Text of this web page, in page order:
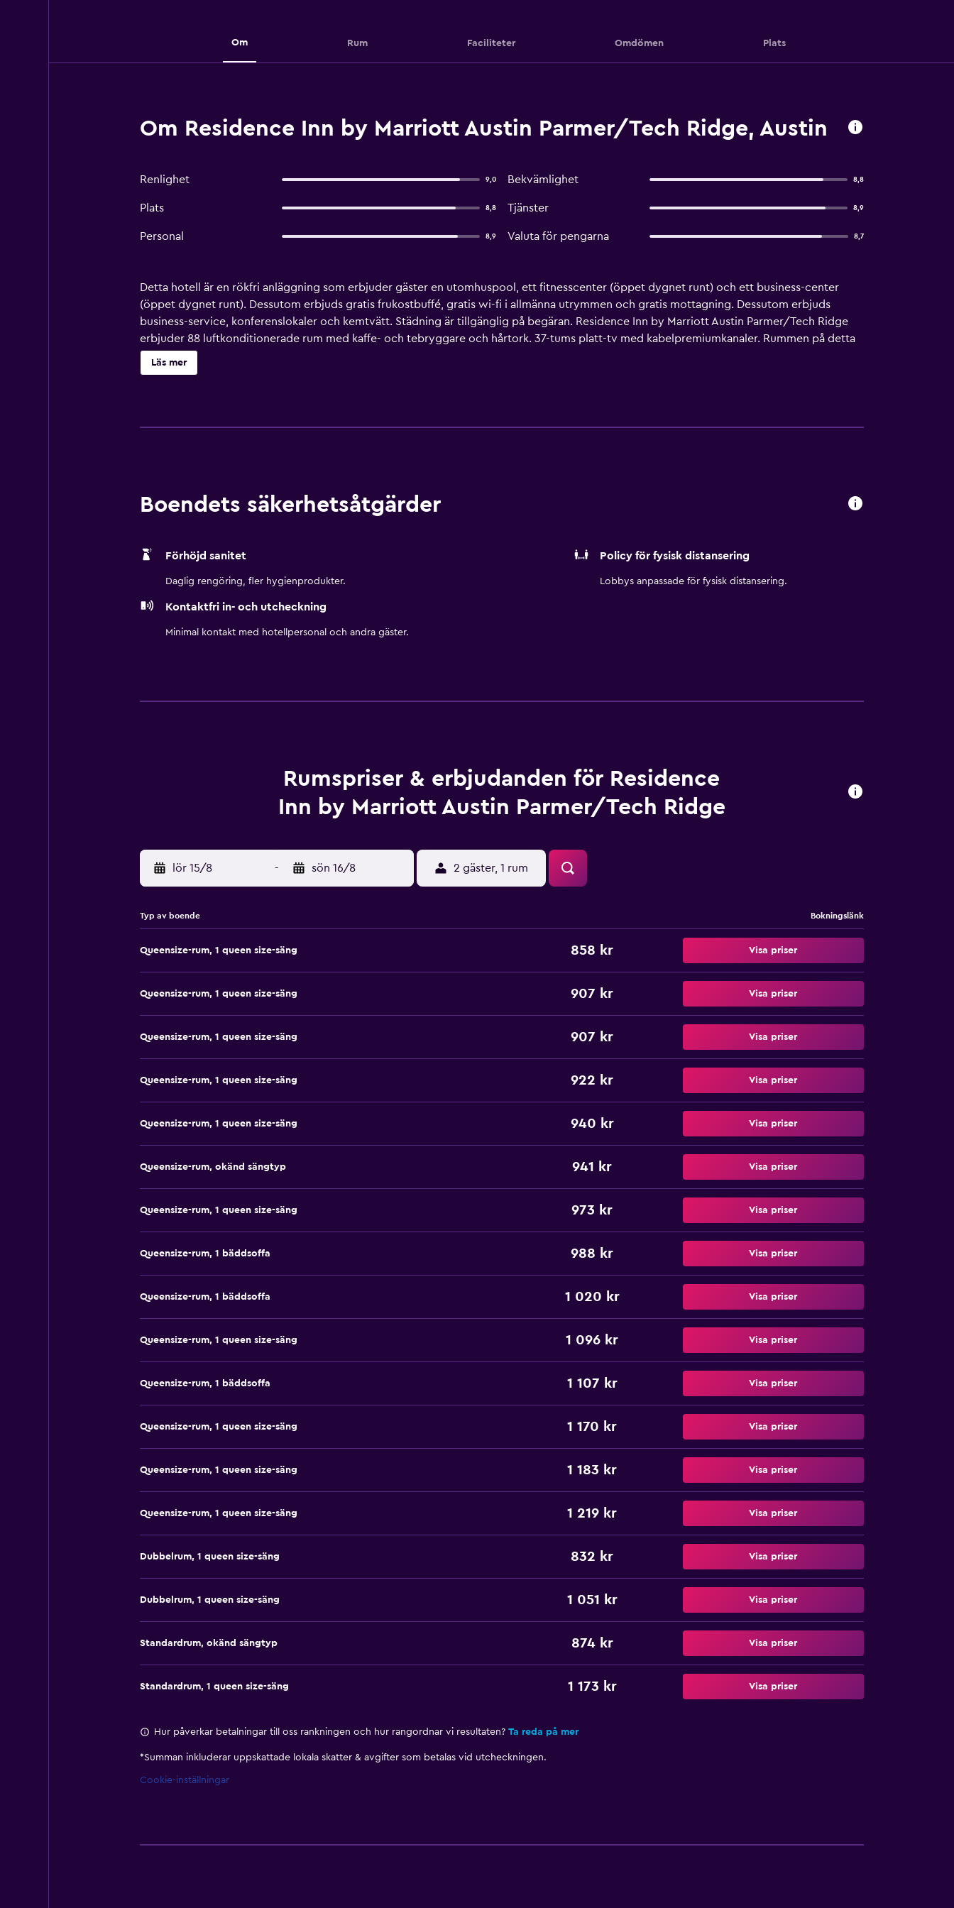
Om Rum Faciliteter Omdömen Plats
Om Residence Inn by Marriott Austin Parmer/Tech Ridge, Austin
Renlighet 9,0 Bekvämlighet 8,8
Plats 8,8 Tjänster 8,9
Personal 8,9 Valuta för pengarna 8,7
Detta hotell är en rökfri anläggning som erbjuder gäster en utomhuspool, ett fitnesscenter (öppet dygnet runt) och ett business-center
(öppet dygnet runt). Dessutom erbjuds gratis frukostbuffé, gratis wi-fi i allmänna utrymmen och gratis mottagning. Dessutom erbjuds
business-service, konferenslokaler och kemtvätt. Städning är tillgänglig på begäran. Residence Inn by Marriott Austin Parmer/Tech Ridge
erbjuder 88 luftkonditionerade rum med kaffe- och tebryggare och hårtork. 37-tums platt-tv med kabelpremiumkanaler. Rummen på detta
hotell med 3 stjärnor har kök med stor kyl/frys, spishäll, mikrovågsugn och grytor/köksredskap. Badrummen har badkar/dusch och gratis
toalettartiklar. Detta hotell i Austin erbjuder sina gäster gratis wi-fi. Skrivbord och telefon finns. Dessutom har rummen strykjärn/strykbräda
Läs mer
Boendets säkerhetsåtgärder
Förhöjd sanitet
Daglig rengöring, fler hygienprodukter.
Policy för fysisk distansering
Lobbys anpassade för fysisk distansering.
Kontaktfri in- och utcheckning
Minimal kontakt med hotellpersonal och andra gäster.
Rumspriser & erbjudanden för Residence
Inn by Marriott Austin Parmer/Tech Ridge
lör 15/8 - sön 16/8 2 gäster, 1 rum
Typ av boende Bokningslänk
Queensize-rum, 1 queen size-säng 858 kr Visa priser
Queensize-rum, 1 queen size-säng 907 kr Visa priser
Queensize-rum, 1 queen size-säng 907 kr Visa priser
Queensize-rum, 1 queen size-säng 922 kr Visa priser
Queensize-rum, 1 queen size-säng 940 kr Visa priser
Queensize-rum, okänd sängtyp 941 kr Visa priser
Queensize-rum, 1 queen size-säng 973 kr Visa priser
Queensize-rum, 1 bäddsoffa 988 kr Visa priser
Queensize-rum, 1 bäddsoffa 1 020 kr Visa priser
Queensize-rum, 1 queen size-säng 1 096 kr Visa priser
Queensize-rum, 1 bäddsoffa 1 107 kr Visa priser
Queensize-rum, 1 queen size-säng 1 170 kr Visa priser
Queensize-rum, 1 queen size-säng 1 183 kr Visa priser
Queensize-rum, 1 queen size-säng 1 219 kr Visa priser
Dubbelrum, 1 queen size-säng 832 kr Visa priser
Dubbelrum, 1 queen size-säng 1 051 kr Visa priser
Standardrum, okänd sängtyp 874 kr Visa priser
Standardrum, 1 queen size-säng 1 173 kr Visa priser
Hur påverkar betalningar till oss rankningen och hur rangordnar vi resultaten? Ta reda på mer
*Summan inkluderar uppskattade lokala skatter & avgifter som betalas vid utcheckningen.
Cookie-inställningar